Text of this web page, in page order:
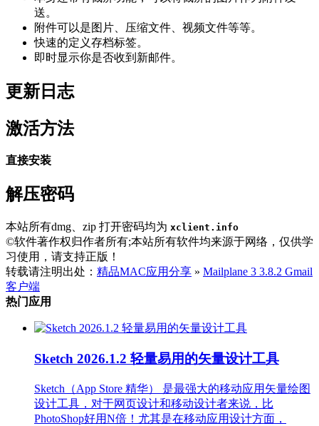
送。
附件可以是图片、压缩文件、视频文件等等。
快速的定义存档标签。
即时显示你是否收到新邮件。
更新日志
激活方法
直接安装
解压密码
本站所有dmg、zip 打开密码均为 xclient.info
©软件著作权归作者所有;本站所有软件均来源于网络，仅供学
习使用，请支持正版！
转载请注明出处： 精品MAC应用分享 » Mailplane 3 3.8.2 Gmail
客户端
热门应用
Sketch 2026.1.2 轻量易用的矢量设计工具
Sketch（App Store 精华） 是最强大的移动应用矢量绘图
设计工具，对于网页设计和移动设计者来说，比
PhotoShop好用N倍！尤其是在移动应用设计方面，